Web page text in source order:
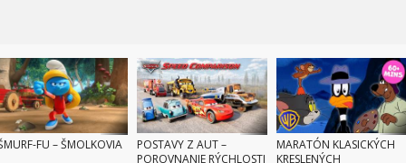
FU – ŠMOLKOVIA
POSTAVY Z AUT –
POROVNANIE RÝCHLOSTI
MARATÓN KLASICKÝCH
KRESLENÝCH